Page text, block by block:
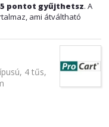
pontot gyűjthetsz. A
ami átváltható
4 tűs,